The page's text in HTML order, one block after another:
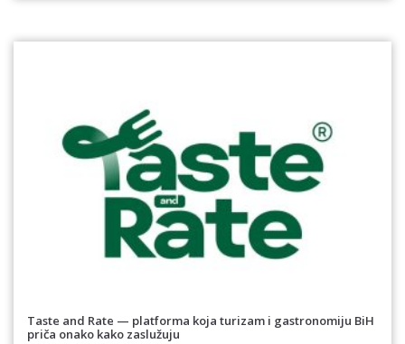
Taste and Rate — platforma koja turizam i gastronomiju BiH
priča onako kako zaslužuju